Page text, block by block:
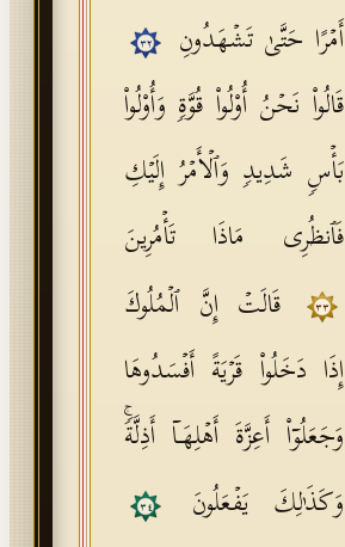
أَمۡرًا حَتَّىٰ تَشۡهَدُونِ
٣٢
قَالُوا۟ نَحۡنُ أُو۟لُوا۟ قُوَّةࣲ وَأُو۟لُوا۟
بَأۡسࣲ شَدِیدࣲ وَٱلۡأَمۡرُ إِلَیۡكِ
فَٱنظُرِی مَاذَا تَأۡمُرِینَ
٣٣
قَالَتۡ إِنَّ ٱلۡمُلُوكَ
إِذَا دَخَلُوا۟ قَرۡیَةً أَفۡسَدُوهَا
وَجَعَلُوۤا۟ أَعِزَّةَ أَهۡلِهَاۤ أَذِلَّةࣰۚ
وَكَذَ ٰ⁠لِكَ یَفۡعَلُونَ
٣٤